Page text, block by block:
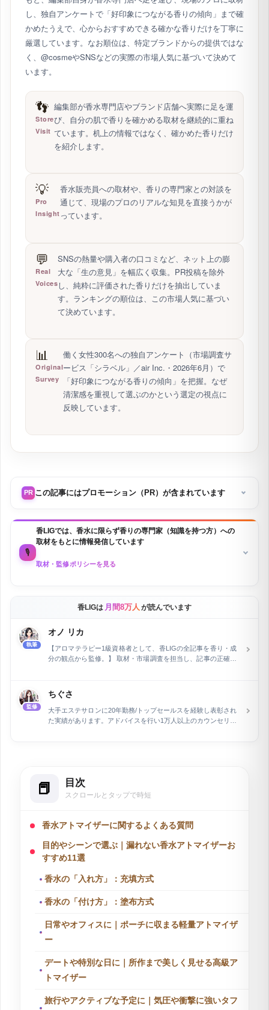
し、独自アンケートで「好印象につながる香りの傾向」まで確
かめたうえで、心からおすすめできる確かな香りだけを丁寧に
厳選しています。なお順位は、特定ブランドからの提供ではな
く、@cosmeやSNSなどの実際の市場人気に基づいて決めて
います。
👣
Store
Visit
編集部が香水専門店やブランド店舗へ実際に足を運
び、自分の肌で香りを確かめる取材を継続的に重ね
ています。机上の情報ではなく、確かめた香りだけ
を紹介します。
💡
Pro
Insight
香水販売員への取材や、香りの専門家との対談を
通じて、現場のプロのリアルな知見を直接うかが
っています。
💬
Real
Voices
SNSの熱量や購入者の口コミなど、ネット上の膨
大な「生の意見」を幅広く収集。PR投稿を除外
し、純粋に評価された香りだけを抽出していま
す。ランキングの順位は、この市場人気に基づい
て決めています。
📊
Original
Survey
働く女性300名への独自アンケート（市場調査サ
ービス「シラベル」／air Inc.・2026年6月）で
「好印象につながる香りの傾向」を把握。なぜ
清潔感を重視して選ぶのかという選定の視点に
反映しています。
PR この記事にはプロモーション（PR）が含まれています
🎙️
香LIGでは、香水に限らず香りの専門家（知識を持つ方）への
取材をもとに情報発信しています
取材・監修ポリシーを見る
香LIGは 月間8万人 が読んでいます
執筆
オノ リカ
【アロマテラピー1級資格者として、香LIGの全記事を香り・成
分の観点から監修。】 取材・市場調査を担当し、記事の正確性
の専門家として活動。長野県在住で、現在は自身で運営するEC
ショップの管理と同時に、air Inc.で市場調査を担当していま
す。特に、企業メディアの記事執筆とメディア運営を行い、開
設2ヶ月で予約数を2倍に増加させるなど、デジタルマーケティ
監修
ちぐさ
大手エステサロンに20年勤務/トップセールスを経験し表彰され
た実績があります。アドバイスを行い1万人以上のカウンセリン
目次
スクロールとタップで時短
香水アトマイザーに関するよくある質問
目的やシーンで選ぶ｜漏れない香水アトマイザーお
すすめ11選
香水の「入れ方」：充填方式
香水の「付け方」：塗布方式
日常やオフィスに｜ポーチに収まる軽量アトマイザ
ー
デートや特別な日に｜所作まで美しく見せる高級ア
トマイザー
旅行やアクティブな予定に｜気圧や衝撃に強いタフ